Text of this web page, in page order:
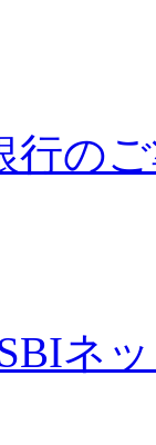
行の
ネ